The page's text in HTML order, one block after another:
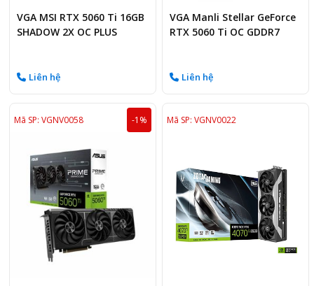
VGA MSI RTX 5060 Ti 16GB
SHADOW 2X OC PLUS
Liên hệ
VGA Manli Stellar GeForce
RTX 5060 Ti OC GDDR7
Liên hệ
Mã SP: VGNV0058 -1% Mã SP: VGNV0022